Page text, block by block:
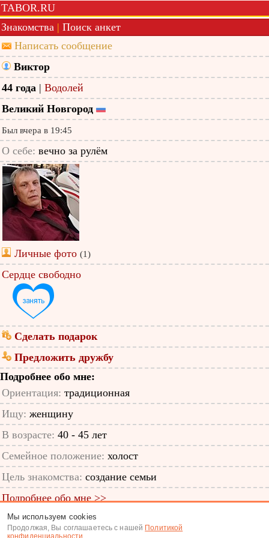
TABOR.RU
Знакомства | Поиск анкет
Написать сообщение
Виктор
44 года | Водолей
Великий Новгород
Был вчера в 19:45
О себе: вечно за рулëм
Личные фото (1)
Сердце свободно
Сделать подарок
Предложить дружбу
Подробнее обо мне:
Ориентация: традиционная
Ищу: женщину
В возрасте: 40 - 45 лет
Семейное положение: холост
Цель знакомства: создание семьи
Подробнее обо мне >>
ID анкеты: 48362872
Мы используем cookies
Продолжая, Вы соглашаетесь с нашей Политикой
конфиденциальности